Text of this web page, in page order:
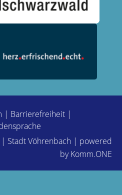
| Barrierefreiheit |
Stadt Vöhrenbach | powered
byKomm.ONE